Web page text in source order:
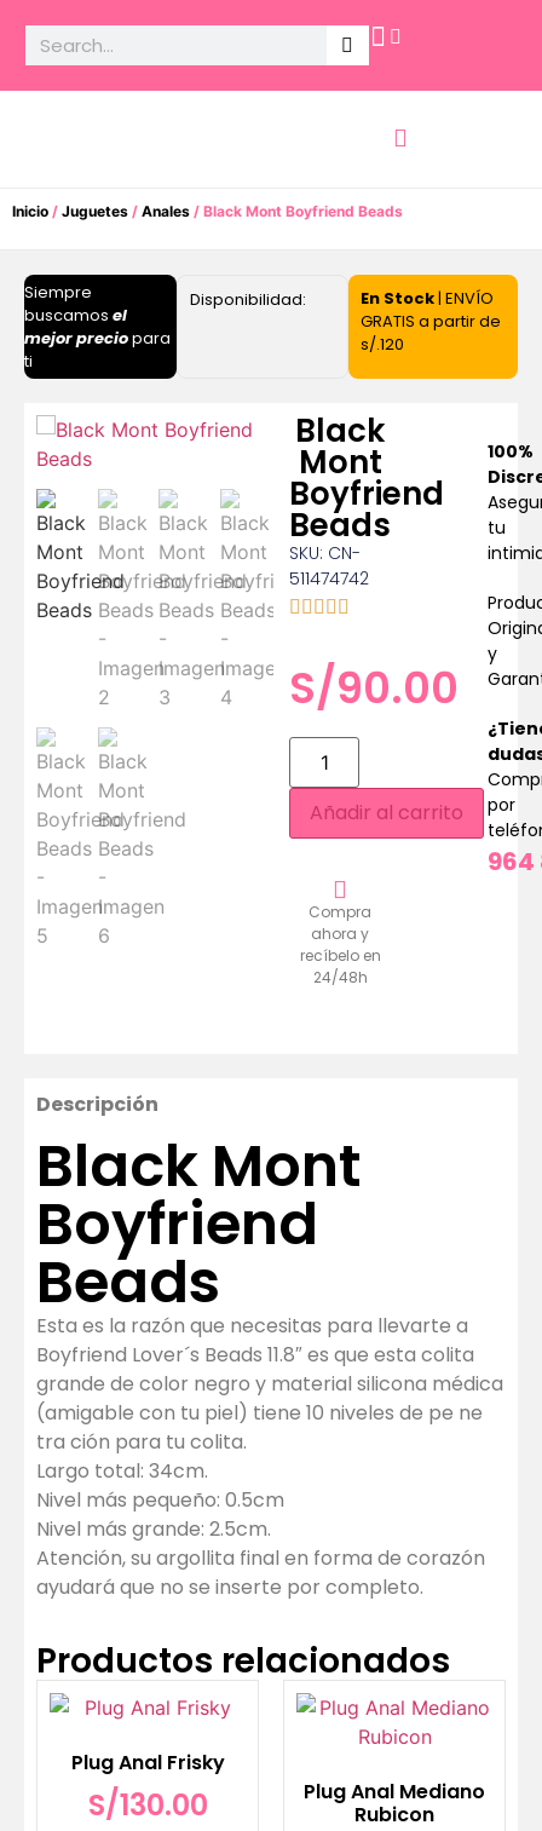
Inicio / Juguetes / Anales / Black Mont Boyfriend Beads
Siempre
buscamos el
mejor preciopara
ti
Disponibilidad: En Stock| ENVÍO
GRATIS a partir de
s/.120
Black
Mont
Boyfriend
Beads
SKU: CN-
511474742
S/90.00
Añadir al carrito
Compra
ahora y
recíbelo en
24/48h
100%
tu
y
por
964
Descripción
Black Mont
Boyfriend
Beads
Esta es la razón que necesitas para llevarte a
Boyfriend Lover´s Beads 11.8″ es que esta colita
grande de color negro y material silicona médica
(amigable con tu piel) tiene 10 niveles de pe ne
tra ción para tu colita.
Largo total: 34cm.
Nivel más pequeño: 0.5cm
Nivel más grande: 2.5cm.
Atención, su argollita final en forma de corazón
ayudará que no se inserte por completo.
Productos relacionados
Plug Anal Frisky
S/130.00
Plug Anal Mediano
Rubicon